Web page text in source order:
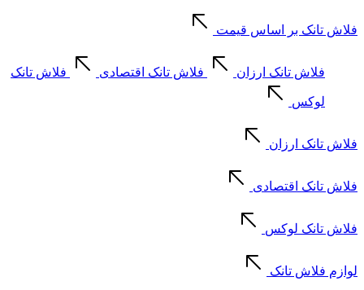
فلاش تانک بر اساس قیمت
فلاش تانک ارزان فلاش تانک اقتصادی فلاش تانک
لوکس
فلاش تانک ارزان
فلاش تانک اقتصادی
فلاش تانک لوکس
لوازم فلاش تانک